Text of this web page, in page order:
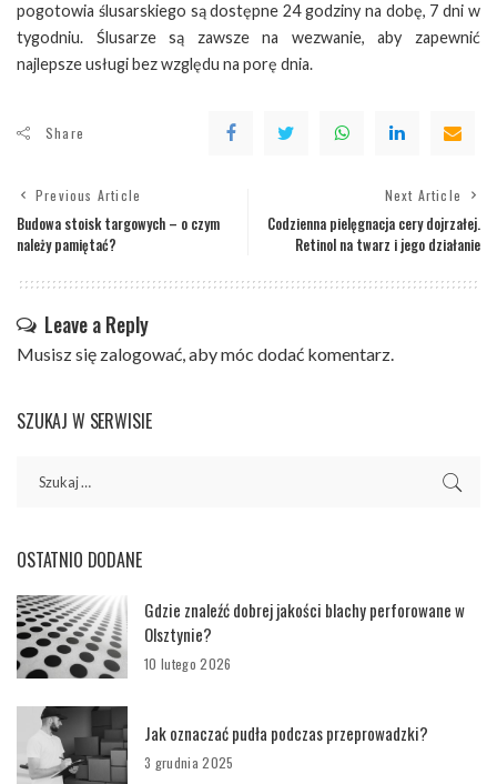
pogotowia ślusarskiego są dostępne 24 godziny na dobę, 7 dni w
tygodniu. Ślusarze są zawsze na wezwanie, aby zapewnić
najlepsze usługi bez względu na porę dnia.
Share
Previous Article
Budowa stoisk targowych – o czym
należy pamiętać?
Next Article
Codzienna pielęgnacja cery dojrzałej.
Retinol na twarz i jego działanie
Leave a Reply
Musisz się zalogować, aby móc dodać komentarz.
SZUKAJ W SERWISIE
OSTATNIO DODANE
Gdzie znaleźć dobrej jakości blachy perforowane w
Olsztynie?
10 lutego 2026
Jak oznaczać pudła podczas przeprowadzki?
3 grudnia 2025